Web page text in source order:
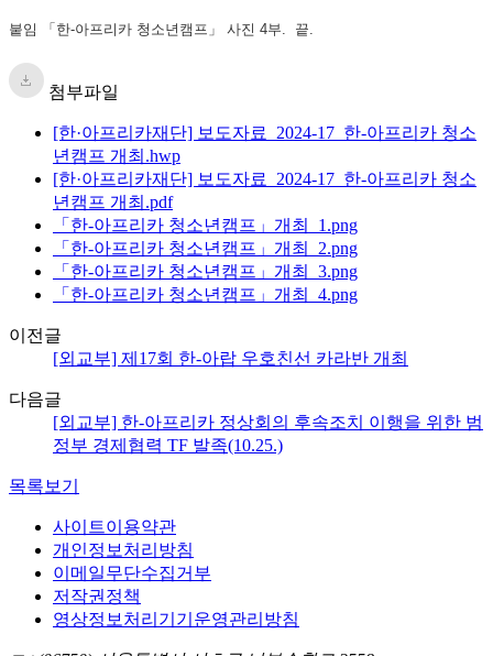
붙임 「한-아프리카 청소년캠프」 사진 4부. 끝.
첨부파일
[한·아프리카재단] 보도자료_2024-17_한-아프리카 청소
년캠프 개최.hwp
[한·아프리카재단] 보도자료_2024-17_한-아프리카 청소
년캠프 개최.pdf
「한-아프리카 청소년캠프」개최_1.png
「한-아프리카 청소년캠프」개최_2.png
「한-아프리카 청소년캠프」개최_3.png
「한-아프리카 청소년캠프」개최_4.png
이전글
[외교부] 제17회 한-아랍 우호친선 카라반 개최
다음글
[외교부] 한-아프리카 정상회의 후속조치 이행을 위한 범
정부 경제협력 TF 발족(10.25.)
목록보기
사이트이용약관
개인정보처리방침
이메일무단수집거부
저작권정책
영상정보처리기기운영관리방침